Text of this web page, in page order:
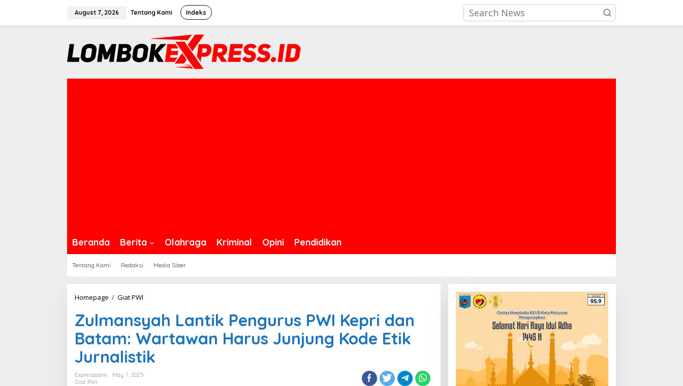
content
August 7, 2026 Tentang Kami Indeks
Beranda Berita Olahraga Kriminal Opini Pendidikan
Tentang Kami Redaksi Media Siber
Homepage / Giat PWI
Pengurus
PWI
Kepri
dan
Wartawan
Zulmansyah Lantik Pengurus PWI Kepri dan
Batam: Wartawan Harus Junjung Kode Etik
Jurnalistik
Expressadm
May 7, 2025
Giat PWI